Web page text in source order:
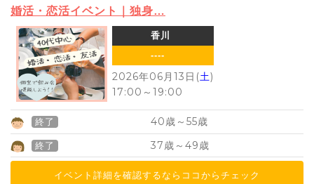
婚活・恋活イベント｜独身…
香川
----
2026年06月13日(土)
17:00 ～ 19:00
終了 40歳～ 55歳
終了 37歳～ 49歳
イベント詳細を確認するならココからチェック